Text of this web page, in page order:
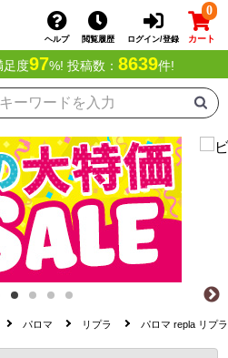
ヘルプ 閲覧履歴 ログイン/登録
0
カート
足度97%! 投稿数： 8639件!
パロマ リプラ パロマ repla リプ